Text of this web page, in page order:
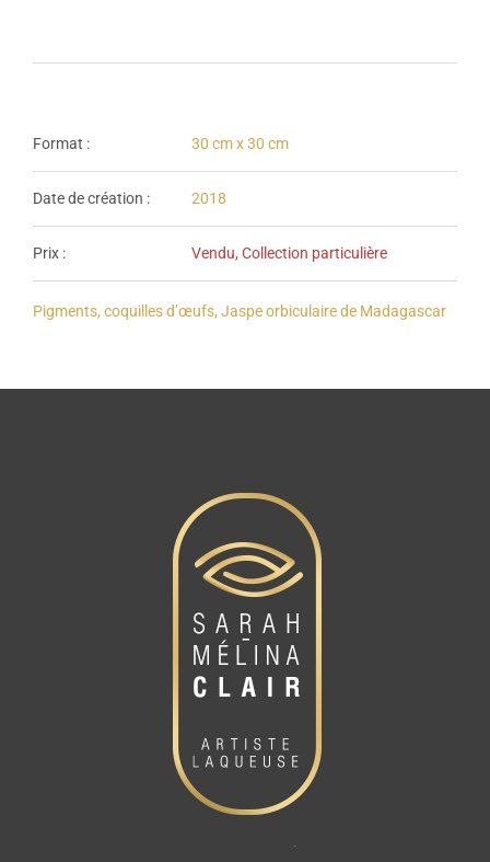
Format : 30 cm x 30 cm
Date de création : 2018
Prix : Vendu, Collection particulière
Pigments, coquilles d’œufs, Jaspe orbiculaire de Madagascar